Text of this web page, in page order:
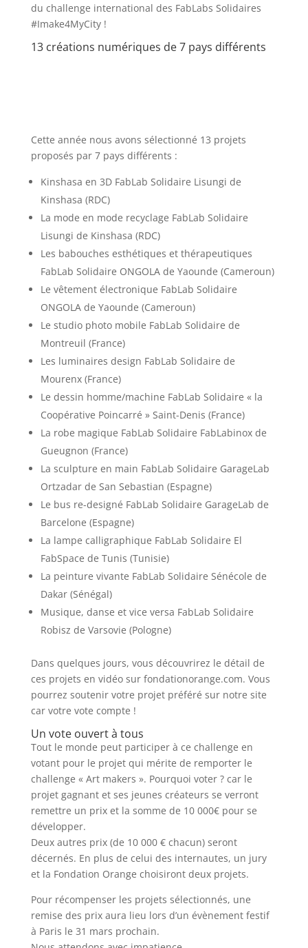
du challenge international des FabLabs Solidaires
#Imake4MyCity !
13 créations numériques de 7 pays différents
Cette année nous avons sélectionné 13 projets
proposés par 7 pays différents :
Kinshasa en 3D FabLab Solidaire Lisungi de
Kinshasa (RDC)
La mode en mode recyclage FabLab Solidaire
Lisungi de Kinshasa (RDC)
Les babouches esthétiques et thérapeutiques
FabLab Solidaire ONGOLA de Yaounde (Cameroun)
Le vêtement électronique FabLab Solidaire
ONGOLA de Yaounde (Cameroun)
Le studio photo mobile FabLab Solidaire de
Montreuil (France)
Les luminaires design FabLab Solidaire de
Mourenx (France)
Le dessin homme/machine FabLab Solidaire « la
Coopérative Poincarré » Saint-Denis (France)
La robe magique FabLab Solidaire FabLabinox de
Gueugnon (France)
La sculpture en main FabLab Solidaire GarageLab
Ortzadar de San Sebastian (Espagne)
Le bus re-designé FabLab Solidaire GarageLab de
Barcelone (Espagne)
La lampe calligraphique FabLab Solidaire El
FabSpace de Tunis (Tunisie)
La peinture vivante FabLab Solidaire Sénécole de
Dakar (Sénégal)
Musique, danse et vice versa FabLab Solidaire
Robisz de Varsovie (Pologne)
Dans quelques jours, vous découvrirez le détail de
ces projets en vidéo sur fondationorange.com. Vous
pourrez soutenir votre projet préféré sur notre site
car votre vote compte !
Un vote ouvert à tous
Tout le monde peut participer à ce challenge en
votant pour le projet qui mérite de remporter le
challenge « Art makers ». Pourquoi voter ? car le
projet gagnant et ses jeunes créateurs se verront
remettre un prix et la somme de 10 000€ pour se
développer.
Deux autres prix (de 10 000 € chacun) seront
décernés. En plus de celui des internautes, un jury
et la Fondation Orange choisiront deux projets.
Pour récompenser les projets sélectionnés, une
remise des prix aura lieu lors d’un évènement festif
à Paris le 31 mars prochain.